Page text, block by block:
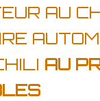
AU
AU